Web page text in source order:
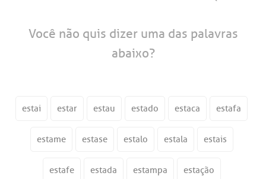
Você não quis dizer uma das palavras
abaixo?
estai estar estau estado estaca estafa
estame estase estalo estala estais
estafe estada estampa estação